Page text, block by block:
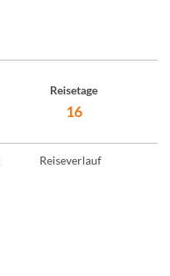
Reisetage
16
Reiseverlauf